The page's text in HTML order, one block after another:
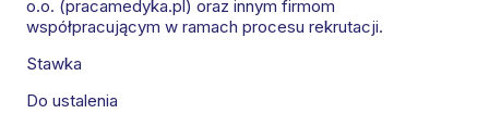
o.o. (pracamedyka.pl) oraz innym firmom
współpracującym w ramach procesu rekrutacji.
Stawka
Do ustalenia